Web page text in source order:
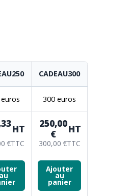
CADEAU300
300 euros
HT
€TTC
250,00
€
HT
300,00 €TTC
au
Ajouter
au
panier